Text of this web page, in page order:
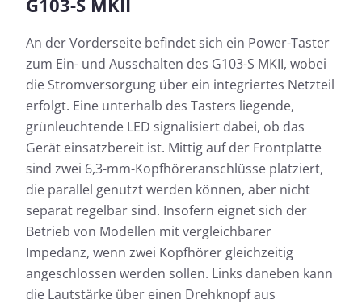
G103-S MKII
An der Vorderseite befindet sich ein Power-Taster
zum Ein- und Ausschalten des G103-S MKII, wobei
die Stromversorgung über ein integriertes Netzteil
erfolgt. Eine unterhalb des Tasters liegende,
grünleuchtende LED signalisiert dabei, ob das
Gerät einsatzbereit ist. Mittig auf der Frontplatte
sind zwei 6,3-mm-Kopfhöreranschlüsse platziert,
die parallel genutzt werden können, aber nicht
separat regelbar sind. Insofern eignet sich der
Betrieb von Modellen mit vergleichbarer
Impedanz, wenn zwei Kopfhörer gleichzeitig
angeschlossen werden sollen. Links daneben kann
die Lautstärke über einen Drehknopf aus